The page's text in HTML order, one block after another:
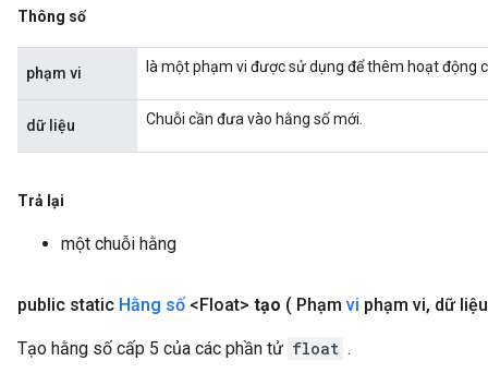
Thông số
phạm vi là một phạm vi được sử dụng để thêm hoạt động
dữ liệu Chuỗi cần đưa vào hằng số mới.
Trả lại
một chuỗi hằng
public static Hằng số<Float> tạo ( Phạm vi phạm vi, dữ
Tạo hằng số cấp 5 của các phần tử float .